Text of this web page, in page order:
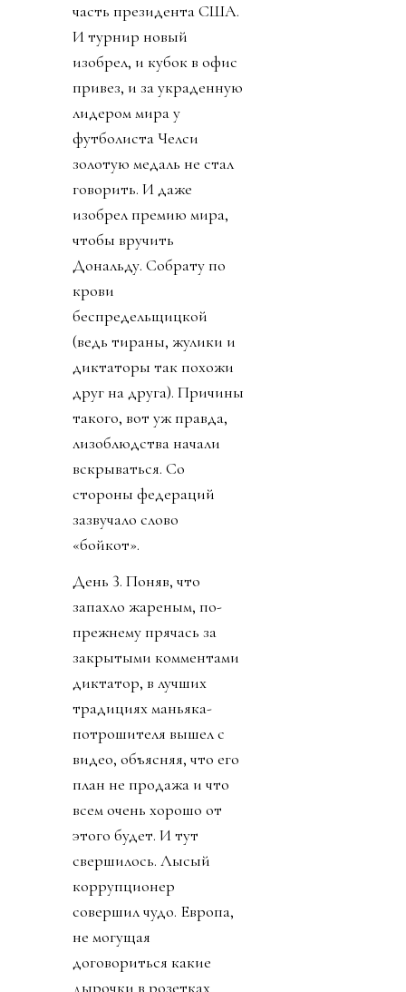
часть президента США.
И турнир новый
изобрел, и кубок в офис
привез, и за украденную
лидером мира у
футболиста Челси
золотую медаль не стал
говорить. И даже
изобрел премию мира,
чтобы вручить
Дональду. Собрату по
крови
беспредельщицкой
(ведь тираны, жулики и
диктаторы так похожи
друг на друга). Причины
такого, вот уж правда,
лизоблюдства начали
вскрываться. Со
стороны федераций
зазвучало слово
«бойкот».
День 3. Поняв, что
запахло жареным, по-
прежнему прячась за
закрытыми комментами
диктатор, в лучших
традициях маньяка-
потрошителя вышел с
видео, объясняя, что его
план не продажа и что
всем очень хорошо от
этого будет. И тут
свершилось. Лысый
коррупционер
совершил чудо. Европа,
не могущая
договориться какие
дырочки в розетках